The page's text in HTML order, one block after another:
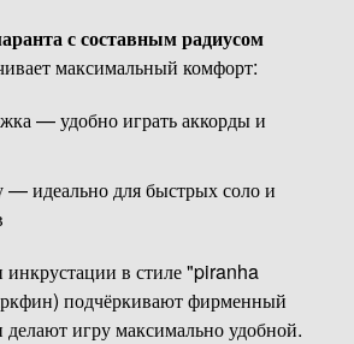
с составным радиусом
максимальный комфорт:
— удобно играть аккорды и
— идеально для быстрых соло и
в стиле "piranha
подчёркивают фирменный
игру максимально удобной.